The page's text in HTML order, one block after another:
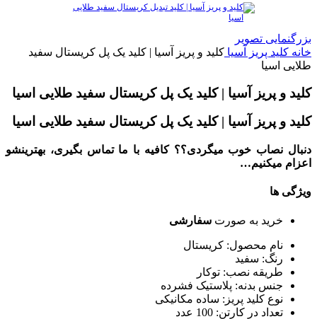
بزرگنمایی تصویر
خانه کلید پریز آسیا کلید و پریز آسیا | کلید یک پل کریستال سفید
طلایی اسیا
کلید و پریز آسیا | کلید یک پل کریستال سفید طلایی اسیا
کلید و پریز آسیا | کلید یک پل کریستال سفید طلایی اسیا
دنبال نصاب خوب میگردی؟؟ کافیه با ما تماس بگیری، بهترینشو
اعزام میکنیم…
ویژگی ها
خرید به صورت سفارشی
نام محصول: کریستال
رنگ: سفید
طریقه نصب: توکار
جنس بدنه: پلاستیک فشرده
نوع کلید پریز: ساده مکانیکی
تعداد در کارتن: 100 عدد